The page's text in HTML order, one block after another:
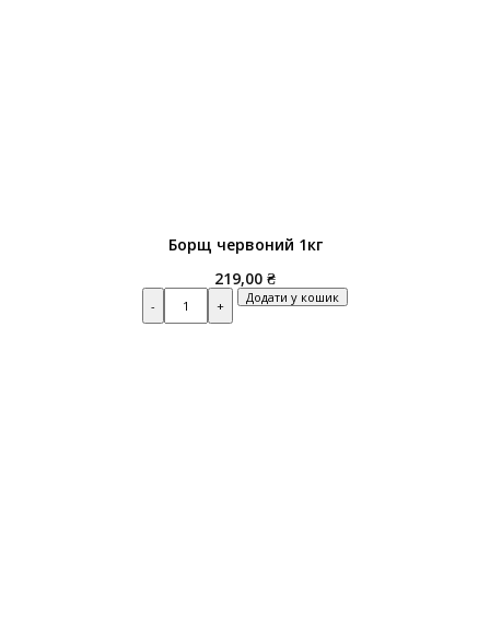
Борщ червоний 1кг
219,00 ₴
Quantity Додати у кошик